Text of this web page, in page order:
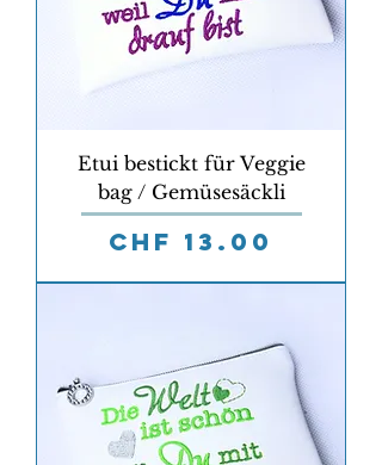
Etui bestickt für Veggie
bag / Gemüsesäckli
Preis
CHF 13.00